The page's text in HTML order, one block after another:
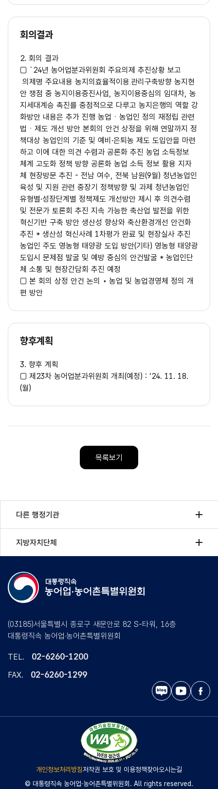
회의결과
2. 회의 결과
□ `24년 농어업분과위원회 주요의제 추진상황 보고
의제명 주요내용 농지의효율적이용․관리구축방향 농지현
안 쟁점 중 농지이용증진사업, 농지이용중심의 임대차, 농
지세대계승 촉진를 중점적으로 다루고 농지은행의 역할 강
화방안 내용은 추가 진행 농업ㆍ농업인 정의 재정립 관련
법ㆍ제도 개선 방안 본회의 안건 상정을 위해 연말까지 정
책대상 농업인의 기준 및 예비·은퇴농 제도 도입안을 마련
하고 이에 대한 의견 수렴과 공론화 추진 농업 소득정보
체계 고도화 정책 방향 공론화 농업 소득 정보 활용 지자
체 현장방문 추진 - 전남 여수, 전북 남원(9월) 청년농업인
육성 및 지원 관련 중장기 정책방향 및 과제 청년농업인
유형별·성장단계별 정책제도 개선방안 제시 후 의견수렴
및 전문가 토론회 추진 지속 가능한 축산업 발전을 위한
혁신기반 구축 방안 생산성 향상와 축산환경개선 안건화
추진 * 생산성 혁신사례 1차평가 완료 및 현장실사 추진
농업인 주도 영농형 태양광 도입 방안(기타) 영농형 태양광
도입시 문제점 발굴 및 예방 중심의 안건발굴 * 농업인단
체 소통 및 현장간담회 추진 예정
□ 본 회의 상정 안건 논의 ◦ 농업 및 농업경영체 정의 개
편 방안
향후계획
3. 향후 계획
□ 제23차 농어업분과위원회 개최(예정) : ‘24. 11. 18.
(월)
목록보기
다른 행정기관
지방자치단체
(03185)서울특별시 종로구 새문안로 82 S-타워, 16층
대통령직속 농어업·농어촌특별위원회
TEL. 02-6260-1200
FAX. 02-6260-1299
블
로
유
튜
페
이
개인정보처리방침저작권 보호 및 이용정책찾아오시는길
© 대통령직속 농어업·농어촌특별위원회. All rights reserved.